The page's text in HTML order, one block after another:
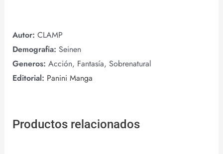
Autor: CLAMP
Demografia: Seinen
Generos: Acción, Fantasía, Sobrenatural
Editorial: Panini Manga
Productos relacionados